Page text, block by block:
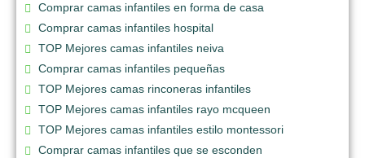
Comprar camas infantiles en forma de casa
Comprar camas infantiles hospital
TOP Mejores camas infantiles neiva
Comprar camas infantiles pequeñas
TOP Mejores camas rinconeras infantiles
TOP Mejores camas infantiles rayo mcqueen
TOP Mejores camas infantiles estilo montessori
Comprar camas infantiles que se esconden